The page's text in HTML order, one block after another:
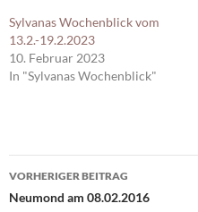
Sylvanas Wochenblick vom
13.2.-19.2.2023
10. Februar 2023
In "Sylvanas Wochenblick"
Beitragsnavigation
VORHERIGER BEITRAG
Neumond am 08.02.2016